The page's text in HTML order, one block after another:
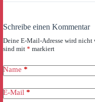
Schreibe einen Kommentar
Deine E-Mail-Adresse wird nicht
sind mit * markiert
Name *
E-Mail *